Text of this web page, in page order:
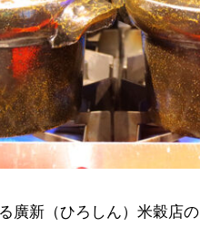
廣新（ひろしん）米穀店